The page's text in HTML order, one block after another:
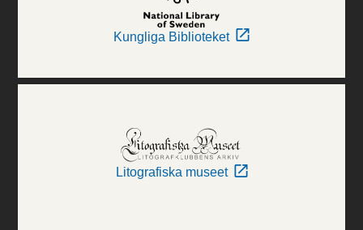
Kungliga Biblioteket
Litografiska museet